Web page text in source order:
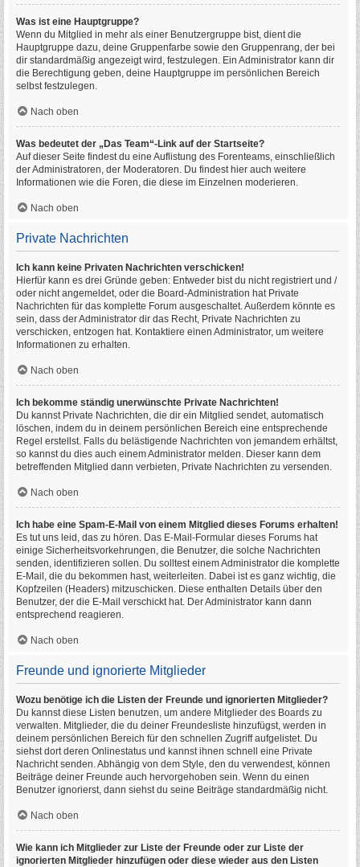
Was ist eine Hauptgruppe?
Wenn du Mitglied in mehr als einer Benutzergruppe bist, dient die
Hauptgruppe dazu, deine Gruppenfarbe sowie den Gruppenrang, der bei
dir standardmäßig angezeigt wird, festzulegen. Ein Administrator kann dir
die Berechtigung geben, deine Hauptgruppe im persönlichen Bereich
selbst festzulegen.
Nach oben
Was bedeutet der „Das Team“-Link auf der Startseite?
Auf dieser Seite findest du eine Auflistung des Forenteams, einschließlich
der Administratoren, der Moderatoren. Du findest hier auch weitere
Informationen wie die Foren, die diese im Einzelnen moderieren.
Nach oben
Private Nachrichten
Ich kann keine Privaten Nachrichten verschicken!
Hierfür kann es drei Gründe geben: Entweder bist du nicht registriert und /
oder nicht angemeldet, oder die Board-Administration hat Private
Nachrichten für das komplette Forum ausgeschaltet. Außerdem könnte es
sein, dass der Administrator dir das Recht, Private Nachrichten zu
verschicken, entzogen hat. Kontaktiere einen Administrator, um weitere
Informationen zu erhalten.
Nach oben
Ich bekomme ständig unerwünschte Private Nachrichten!
Du kannst Private Nachrichten, die dir ein Mitglied sendet, automatisch
löschen, indem du in deinem persönlichen Bereich eine entsprechende
Regel erstellst. Falls du belästigende Nachrichten von jemandem erhältst,
so kannst du dies auch einem Administrator melden. Dieser kann dem
betreffenden Mitglied dann verbieten, Private Nachrichten zu versenden.
Nach oben
Ich habe eine Spam-E-Mail von einem Mitglied dieses Forums erhalten!
Es tut uns leid, das zu hören. Das E-Mail-Formular dieses Forums hat
einige Sicherheitsvorkehrungen, die Benutzer, die solche Nachrichten
senden, identifizieren sollen. Du solltest einem Administrator die komplette
E-Mail, die du bekommen hast, weiterleiten. Dabei ist es ganz wichtig, die
Kopfzeilen (Headers) mitzuschicken. Diese enthalten Details über den
Benutzer, der die E-Mail verschickt hat. Der Administrator kann dann
entsprechend reagieren.
Nach oben
Freunde und ignorierte Mitglieder
Wozu benötige ich die Listen der Freunde und ignorierten Mitglieder?
Du kannst diese Listen benutzen, um andere Mitglieder des Boards zu
verwalten. Mitglieder, die du deiner Freundesliste hinzufügst, werden in
deinem persönlichen Bereich für den schnellen Zugriff aufgelistet. Du
siehst dort deren Onlinestatus und kannst ihnen schnell eine Private
Nachricht senden. Abhängig von dem Style, den du verwendest, können
Beiträge deiner Freunde auch hervorgehoben sein. Wenn du einen
Benutzer ignorierst, dann siehst du seine Beiträge standardmäßig nicht.
Nach oben
Wie kann ich Mitglieder zur Liste der Freunde oder zur Liste der
ignorierten Mitglieder hinzufügen oder diese wieder aus den Listen